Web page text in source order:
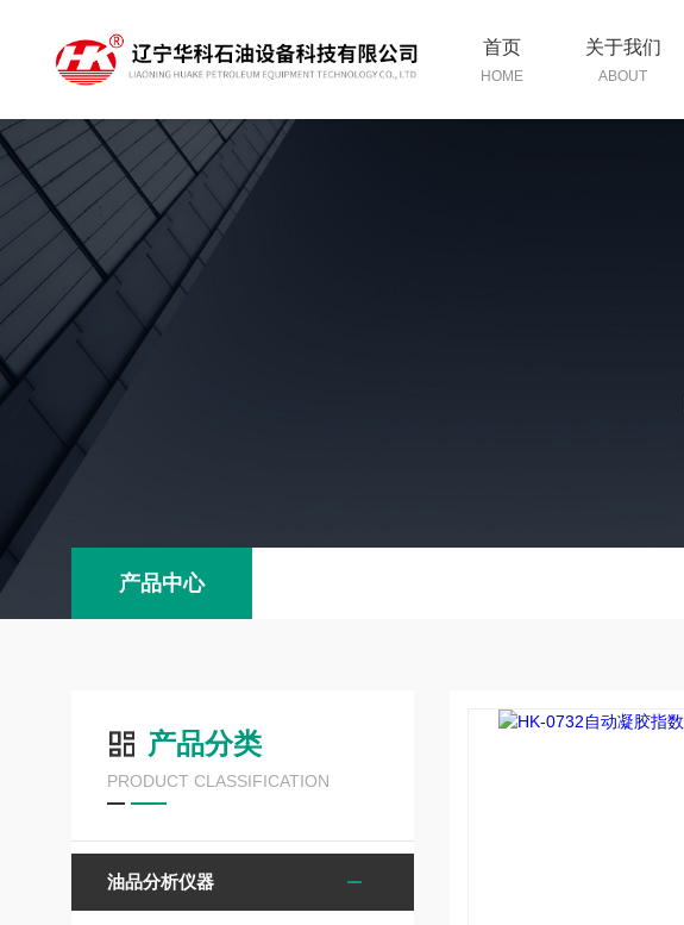
首页
HOME
关于我们
ABOUT
产品中心
产品分类
PRODUCT CLASSIFICATION
油品分析仪器